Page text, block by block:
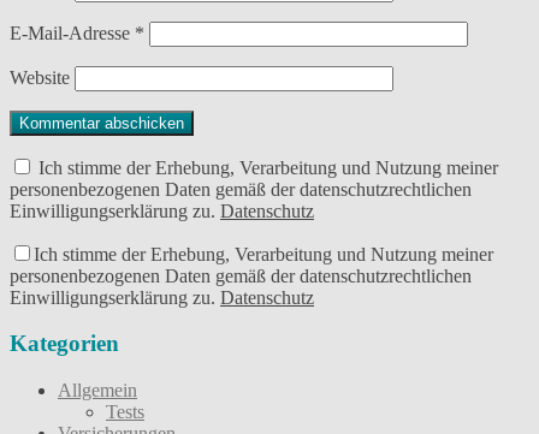
E-Mail-Adresse *
Website
Ich stimme der Erhebung, Verarbeitung und Nutzung meiner
personenbezogenen Daten gemäß der datenschutzrechtlichen
Einwilligungserklärung zu. Datenschutz
Ich stimme der Erhebung, Verarbeitung und Nutzung meiner
personenbezogenen Daten gemäß der datenschutzrechtlichen
Einwilligungserklärung zu. Datenschutz
Kategorien
Allgemein
Tests